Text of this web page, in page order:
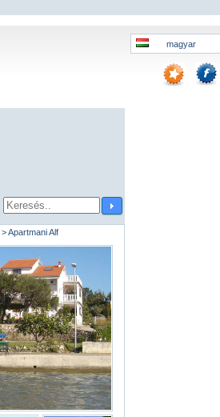
magyar
>Apartmani Alf